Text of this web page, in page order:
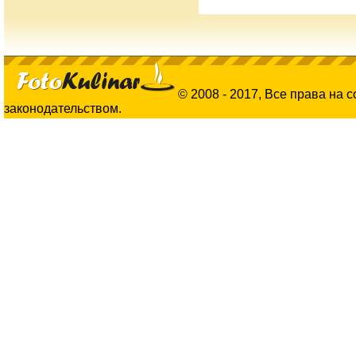
© 2008 - 2017, Все права на
законодательством.